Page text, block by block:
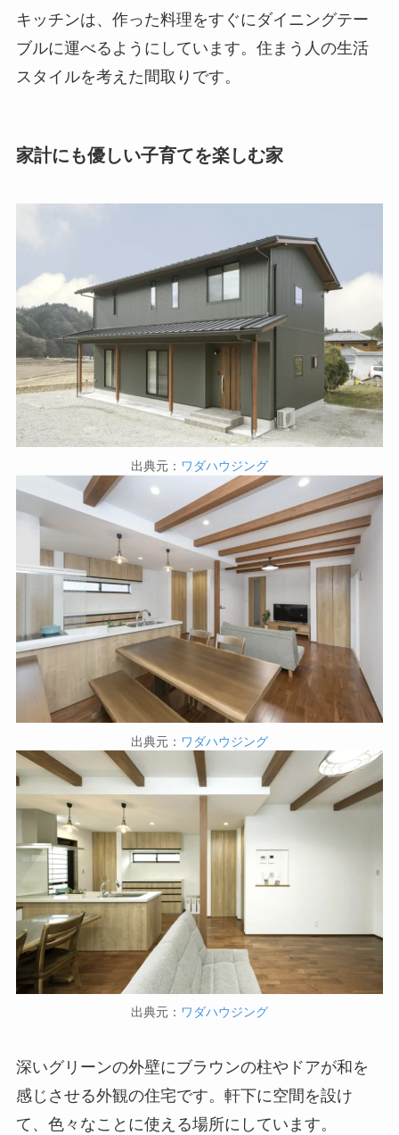
キッチンは、作った料理をすぐにダイニングテー
ブルに運べるようにしています。住まう人の生活
スタイルを考えた間取りです。
家計にも優しい子育てを楽しむ家
出典元： ワダハウジング
出典元： ワダハウジング
出典元： ワダハウジング
深いグリーンの外壁にブラウンの柱やドアが和を
感じさせる外観の住宅です。軒下に空間を設け
て、色々なことに使える場所にしています。